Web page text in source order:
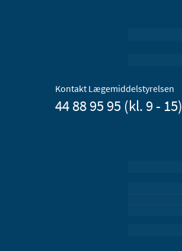
Kontakt Lægemiddelstyrelsen
44 88 95 95 (kl. 9 - 15)